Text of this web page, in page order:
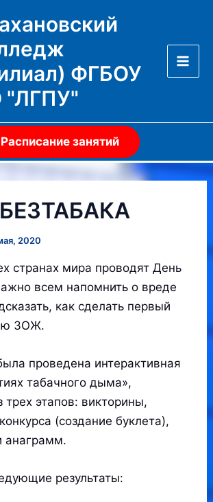
ФГБОУ
"ЛГПУ"
Расписание занятий
2020
странах мира проводят День
всем напомнить о вреде
как сделать первый
ЗОЖ.
проведена интерактивная
табачного дыма»,
трех этапов: викторины,
(создание буклета),
анаграмм.
результаты: